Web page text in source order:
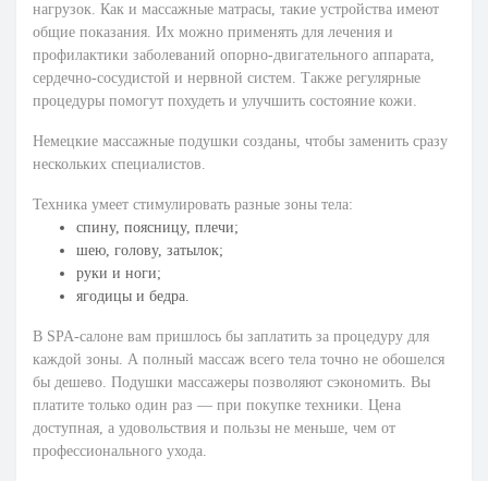
нагрузок. Как и массажные матрасы, такие устройства имеют
общие показания. Их можно применять для лечения и
профилактики заболеваний опорно-двигательного аппарата,
сердечно-сосудистой и нервной систем. Также регулярные
процедуры помогут похудеть и улучшить состояние кожи.
Немецкие массажные подушки созданы, чтобы заменить сразу
нескольких специалистов.
Техника умеет стимулировать разные зоны тела:
спину, поясницу, плечи;
шею, голову, затылок;
руки и ноги;
ягодицы и бедра.
В SPA-салоне вам пришлось бы заплатить за процедуру для
каждой зоны. А полный массаж всего тела точно не обошелся
бы дешево. Подушки массажеры позволяют сэкономить. Вы
платите только один раз — при покупке техники. Цена
доступная, а удовольствия и пользы не меньше, чем от
профессионального ухода.